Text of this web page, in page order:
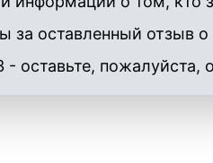
за оставленный отзыв
оставьте, пожалуйста,